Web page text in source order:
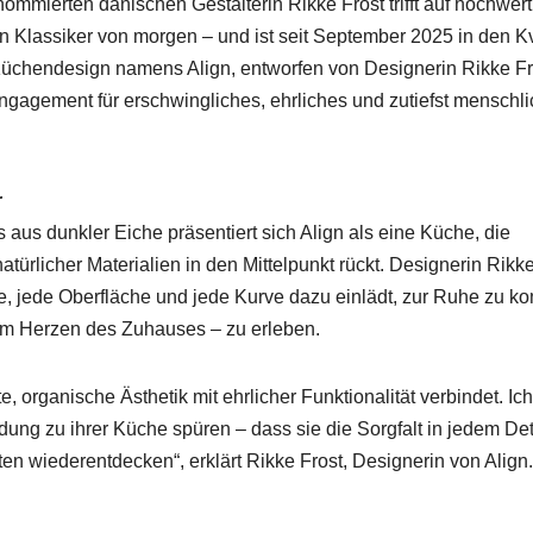
von mor­gen – und ist seit Sep­tem­ber 2025 in den
namens Align, ent­wor­fen von Designer­in Rikke
für erschwinglich­es, ehrlich­es und zutief­st
dun­kler Eiche präsen­tiert sich Align als eine Küche, die
Mate­ri­alien in den Mit­telpunkt rückt. Designer­in
jede Ober­fläche und jede Kurve dazu ein­lädt, zur Ruhe zu
Herzen des Zuhaus­es – zu erleben.
organ­is­che Ästhetik mit ehrlich­er Funk­tion­al­ität verbindet. Ich
zu ihrer Küche spüren – dass sie die Sorgfalt in jedem
wieder­ent­deck­en“, erk­lärt Rikke Frost, Designer­in von Align.